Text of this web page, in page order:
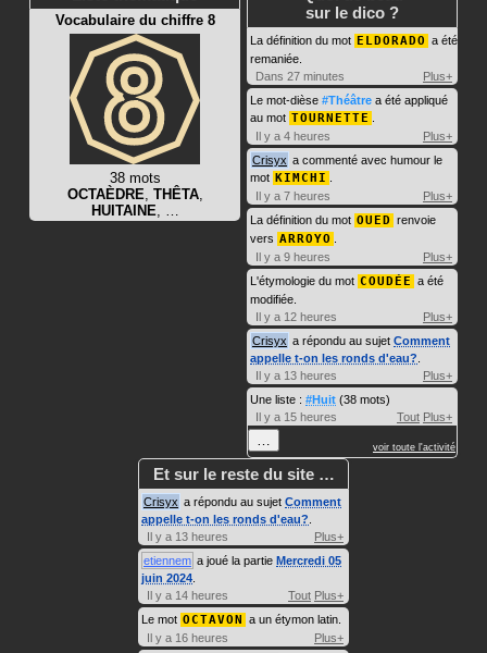
Vocabulaire du chiffre 8
38 mots
OCTAÈDRE THÊTA,
HUITAINE
sur le dico ?
La définition du mot ELDORADO a été
remaniée.
Dans 27 minutes
Plus+
Le mot-dièse #Théâtre a été appliqué
au mot TOURNETTE
Il y a 4 heures
Plus+
Crisyx a commenté avec humour le
mot KIMCHI
Il y a 7 heures
Plus+
La définition du mot OUED renvoie
vers ARROYO
Il y a 9 heures
Plus+
L'étymologie du mot COUDÉE a été
modifiée.
Il y a 12 heures
Plus+
Crisyx a répondu au sujet Comment
appelle t-on les ronds d'eau?
Il y a 13 heures
Plus+
Une liste : #Huit (38 mots)
Il y a 15 heures
Tout Plus+
voir toute l'activité
Et sur le reste du site …
Crisyx a répondu au sujet Comment
appelle t-on les ronds d'eau?
Il y a 13 heures
Plus+
etiennem a joué la partie Mercredi 05
juin 2024
Il y a 14 heures
Tout Plus+
Le mot OCTAVON a un étymon latin.
Il y a 16 heures
Plus+